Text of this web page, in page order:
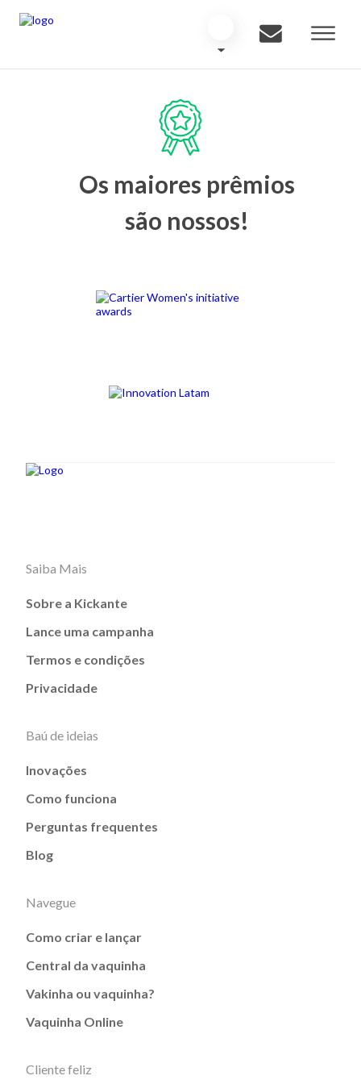
Os maiores prêmios
são nossos!
Saiba Mais
Sobre a Kickante
Lance uma campanha
Termos e condições
Privacidade
Baú de ideias
Inovações
Como funciona
Perguntas frequentes
Blog
Navegue
Como criar e lançar
Central da vaquinha
Vakinha ou vaquinha?
Vaquinha Online
Cliente feliz